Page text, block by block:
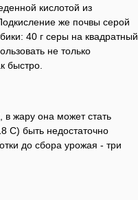
кислотой из
же почвы серой
40 г серы на квадратный
не только
быстро.
в жару она может стать
С) быть недостаточно
до сбора урожая - три